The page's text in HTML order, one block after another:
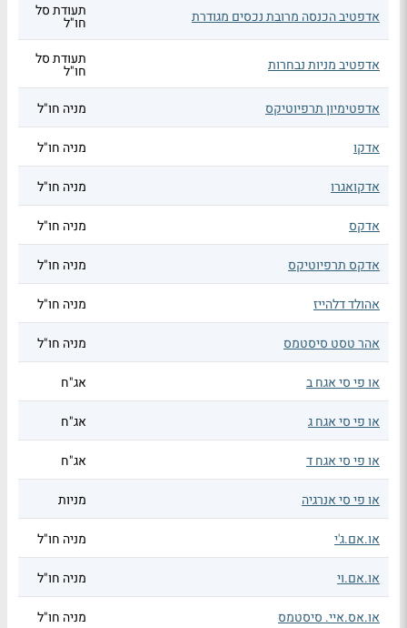
אדפטיב הכנסה מרובת נכסים מגודרת תעודת סל
חו"ל
אדפטיב מניות נבחרות תעודת סל
חו"ל
אדפטימיון תרפיוטיקס
מניה חו"ל
אדקו מניה חו"ל
אדקואגרו מניה חו"ל
אדקס מניה חו"ל
אדקס תרפיוטיקס מניה חו"ל
אהולד דלהייז מניה חו"ל
אהר טסט סיסטמס מניה חו"ל
או פי סי אגח ב אג"ח
או פי סי אגח ג אג"ח
או פי סי אגח ד אג"ח
או פי סי אנרגיה מניות
או.אם.ג'י מניה חו"ל
או.אם.וי מניה חו"ל
או.אס.איי. סיסטמס מניה חו"ל